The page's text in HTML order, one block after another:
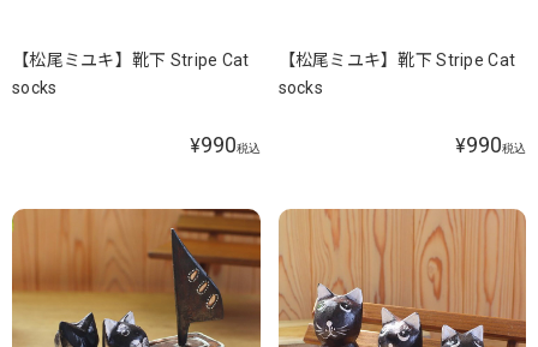
【松尾ミユキ】靴下 Stripe Cat
socks
¥990税込
【松尾ミユキ】靴下 Stripe Cat
socks
¥990税込